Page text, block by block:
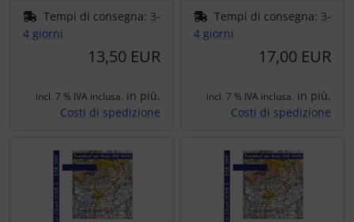
Tempi di consegna: 3-
4 giorni
13,50 EUR
incl. 7 % IVA inclusa. in più.
Costi di spedizione
Tempi di consegna: 3-
4 giorni
17,00 EUR
incl. 7 % IVA inclusa. in più.
Costi di spedizione